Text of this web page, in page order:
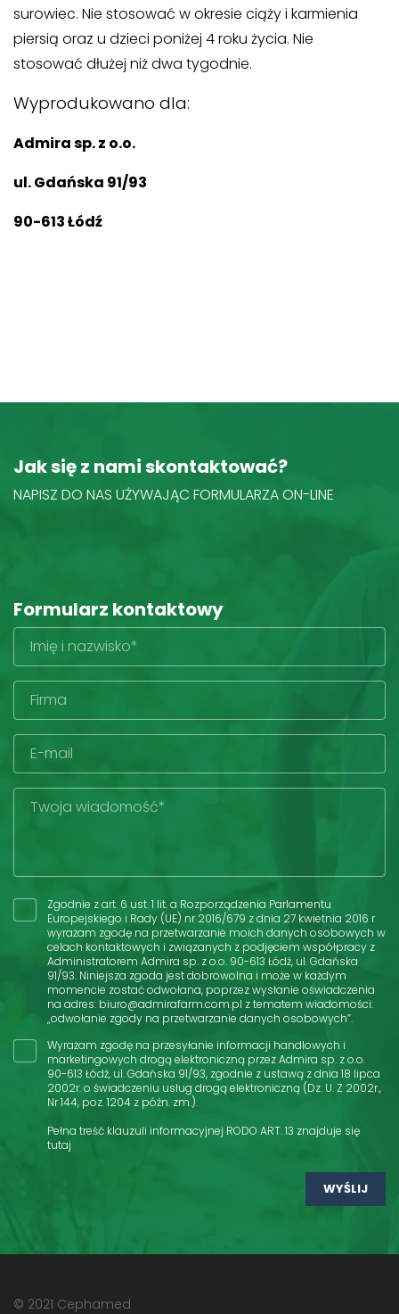
surowiec. Nie stosować w okresie ciąży i karmienia
piersią oraz u dzieci poniżej 4 roku życia. Nie
stosować dłużej niż dwa tygodnie.
Wyprodukowano dla:
Admira sp. z o.o.
ul. Gdańska 91/93
90-613 Łódź
Jak się z nami skontaktować?
NAPISZ DO NAS UŻYWAJĄC FORMULARZA ON-LINE
Formularz kontaktowy
Zgodnie z art. 6 ust. 1 lit. a Rozporządzenia Parlamentu
Europejskiego i Rady (UE) nr 2016/679 z dnia 27 kwietnia 2016 r
wyrażam zgodę na przetwarzanie moich danych osobowych w
celach kontaktowych i związanych z podjęciem współpracy z
Administratorem Admira sp. z o.o. 90-613 Łódź, ul. Gdańska
91/93. Niniejsza zgoda jest dobrowolna i może w każdym
momencie zostać odwołana, poprzez wysłanie oświadczenia
na adres: biuro@admirafarm.com.pl z tematem wiadomości:
„odwołanie zgody na przetwarzanie danych osobowych”.
Wyrażam zgodę na przesyłanie informacji handlowych i
marketingowych drogą elektroniczną przez Admira sp. z o.o.
90-613 Łódź, ul. Gdańska 91/93, zgodnie z ustawą z dnia 18 lipca
2002r. o świadczeniu usług drogą elektroniczną (Dz. U. Z 2002r.,
Nr 144, poz. 1204 z późn. zm.).
Pełna treść klauzuli informacyjnej RODO ART. 13 znajduje się
tutaj
© 2021 Cephamed